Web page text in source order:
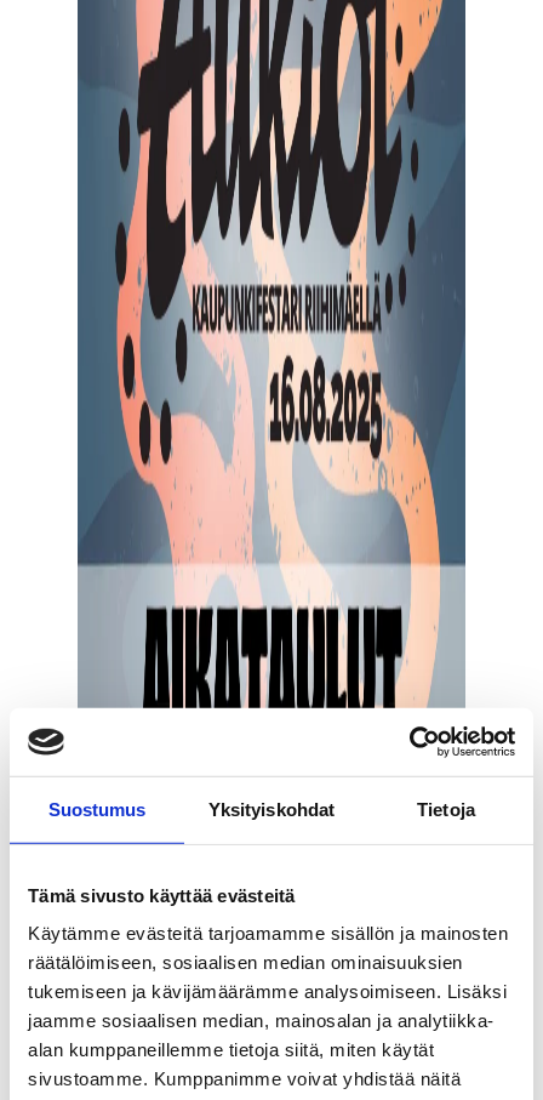
Suostumus Yksityiskohdat Tietoja
Tämä sivusto käyttää evästeitä
Käytämme evästeitä tarjoamamme sisällön ja mainosten
räätälöimiseen, sosiaalisen median ominaisuuksien
tukemiseen ja kävijämäärämme analysoimiseen. Lisäksi
jaamme sosiaalisen median, mainosalan ja analytiikka-
alan kumppaneillemme tietoja siitä, miten käytät
sivustoamme. Kumppanimme voivat yhdistää näitä